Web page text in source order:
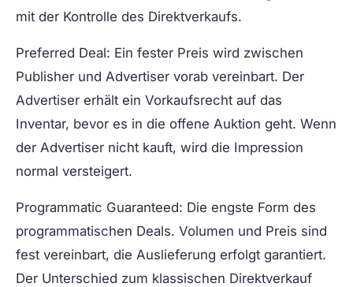
mit der Kontrolle des Direktverkaufs.
Preferred Deal: Ein fester Preis wird zwischen
Publisher und Advertiser vorab vereinbart. Der
Advertiser erhält ein Vorkaufsrecht auf das
Inventar, bevor es in die offene Auktion geht. Wenn
der Advertiser nicht kauft, wird die Impression
normal versteigert.
Programmatic Guaranteed: Die engste Form des
programmatischen Deals. Volumen und Preis sind
fest vereinbart, die Auslieferung erfolgt garantiert.
Der Unterschied zum klassischen Direktverkauf